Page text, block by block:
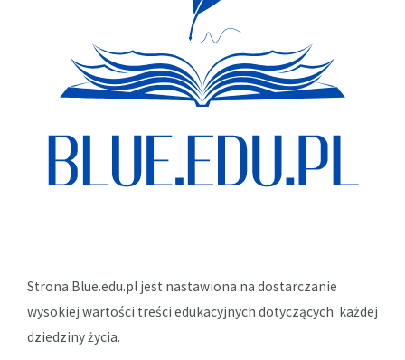
Strona Blue.edu.pl jest nastawiona na dostarczanie
wysokiej wartości treści edukacyjnych dotyczących każdej
dziedziny życia.